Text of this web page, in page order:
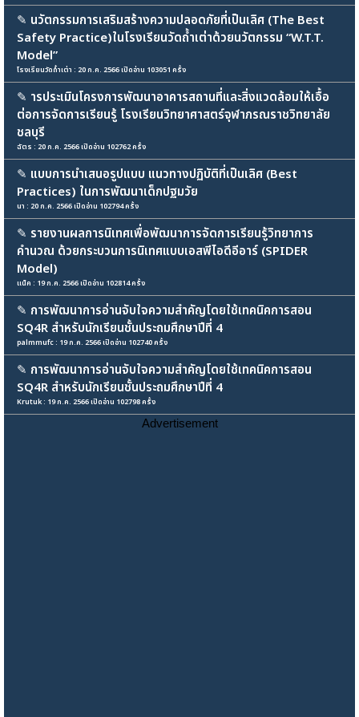
✎ นวัตกรรมการเสริมสร้างความปลอดภัยที่เป็นเลิศ (The Best
Safety Practice)ในโรงเรียนวัดถ้ำเต่าด้วยนวัตกรรม “W.T.T.
Model”
โรงเรียนวัดถ้ำเต่า : 20 ก.ค. 2566 เปิดอ่าน 103051 ครั้ง
✎ ารประเมินโครงการพัฒนาอาคารสถานที่และสิ่งแวดล้อมให้เอื้อ
ต่อการจัดการเรียนรู้ โรงเรียนวิทยาศาสตร์จุฬาภรณราชวิทยาลัย
ชลบุรี
ฉัตร : 20 ก.ค. 2566 เปิดอ่าน 102762 ครั้ง
✎ แบบการนําเสนอรูปแบบ แนวทางปฏิบัติที่เป็นเลิศ (Best
Practices) ในการพัฒนาเด็กปฐมวัย
นา : 20 ก.ค. 2566 เปิดอ่าน 102794 ครั้ง
✎ รายงานผลการนิเทศเพื่อพัฒนาการจัดการเรียนรู้วิทยาการ
คำนวณ ด้วยกระบวนการนิเทศแบบเอสพีไอดีอีอาร์ (SPIDER
Model)
แน็ค : 19 ก.ค. 2566 เปิดอ่าน 102814 ครั้ง
✎ การพัฒนาการอ่านจับใจความสำคัญโดยใช้เทคนิคการสอน
SQ4R สําหรับนักเรียนชั้นประถมศึกษาปีที่ 4
palmmufc : 19 ก.ค. 2566 เปิดอ่าน 102740 ครั้ง
✎ การพัฒนาการอ่านจับใจความสำคัญโดยใช้เทคนิคการสอน
SQ4R สําหรับนักเรียนชั้นประถมศึกษาปีที่ 4
Krutuk : 19 ก.ค. 2566 เปิดอ่าน 102798 ครั้ง
Advertisement